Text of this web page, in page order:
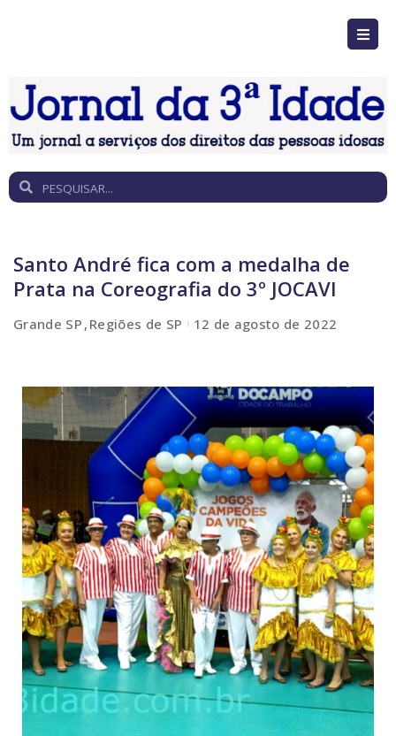
Santo André fica com a medalha de
Prata na Coreografia do 3º JOCAVI
Grande SP Regiões de SP 12 de agosto de 2022